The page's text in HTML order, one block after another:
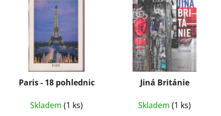
Paris - 18 pohlednic
Skladem (1 ks)
Jiná Británie
Skladem (1 ks)